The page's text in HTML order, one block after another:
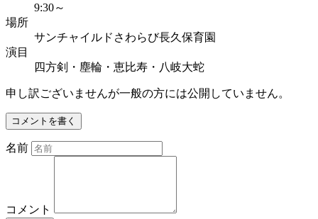
9:30～
場所
サンチャイルドさわらび長久保育園
演目
四方剣・塵輪・恵比寿・八岐大蛇
申し訳ございませんが一般の方には公開していません。
コメントを書く
名前
コメント